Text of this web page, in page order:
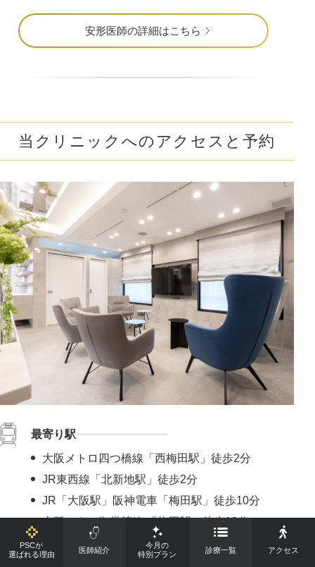
安形医師の詳細はこちら
当クリニックへのアクセスと予約
最寄り駅
大阪メトロ四つ橋線「西梅田駅」徒歩2分
JR東西線「北新地駅」徒歩2分
JR「大阪駅」阪神電車「梅田駅」徒歩10分
大阪メトロ御堂筋線 「梅田駅」徒歩10分
阪急「梅田駅」徒歩15分
PSCが
選ばれる理由
医師紹介
今月の
特別プラン
診療一覧 アクセス